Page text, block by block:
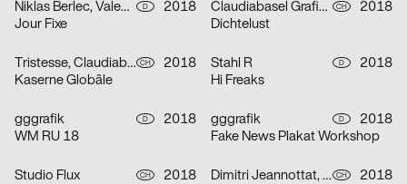
Niklas Berlec, Valentin Alisch D
2018
Jour Fixe
Claudiabasel Grafik & Interaktion CH
2018
Dichtelust
Tristesse, Claudiabasel Grafik & Interaktion CH
2018
Kaserne Globâle
Stahl R D
2018
Hi Freaks
gggrafik D
2018
WM RU 18
gggrafik D
2018
Fake News Plakat Workshop
Studio Flux CH
2018
Dimitri Jeannottat, Pierre Charmillot, Tiphaine Allemann CH
2018